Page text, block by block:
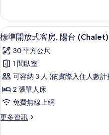
有
相
片
房,
陽
台
詳
情
顯
示
標
準
開
放
客
9
標準開放式客房, 陽台 (Chalet)
30 平方公尺
1 間臥室
可容納 3 人 (依實際入住人數計
2 張單人床
免費無線上網
更多資訊
更